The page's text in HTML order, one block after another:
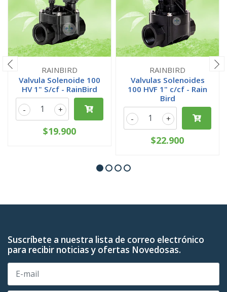
RAINBIRD
Valvula Solenoide 100
HV 1" S/cf - RainBird
+
-
$19.900
RAINBIRD
Valvulas Solenoides
100 HVF 1" c/cf - Rain
Bird
+
-
$22.900
Suscríbete a nuestra lista de correo electrónico
para recibir noticias y ofertas Novedosas.